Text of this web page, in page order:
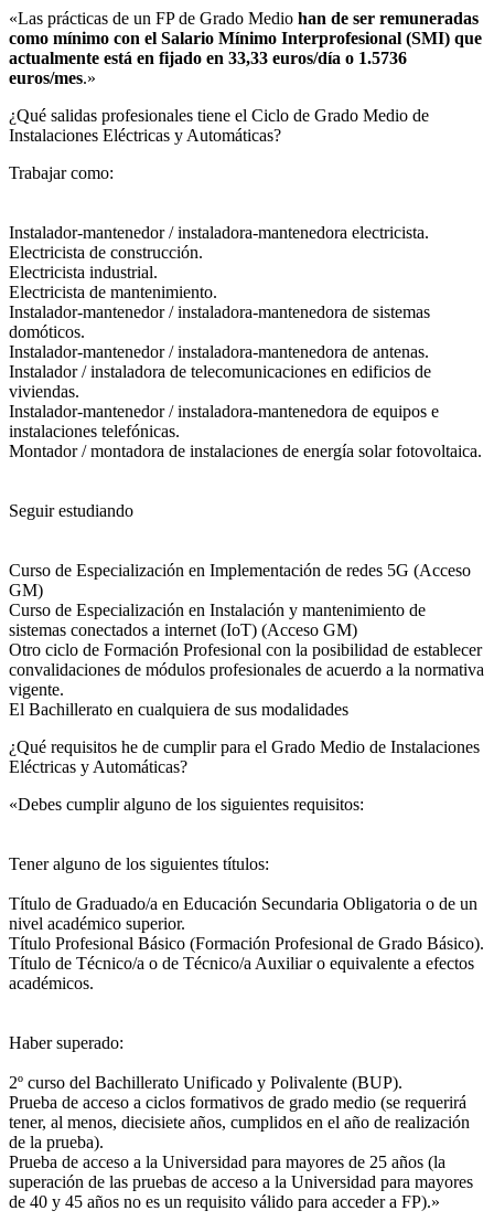
«Las prácticas de un FP de Grado Medio han de ser remuneradas
como mínimo con el Salario Mínimo Interprofesional (SMI) que
actualmente está en fijado en 33,33 euros/día o 1.5736
euros/mes.»
¿Qué salidas profesionales tiene el Ciclo de Grado Medio de
Instalaciones Eléctricas y Automáticas?​
Trabajar como:
Instalador-mantenedor / instaladora-mantenedora electricista.
Electricista de construcción.
Electricista industrial.
Electricista de mantenimiento.
Instalador-mantenedor / instaladora-mantenedora de sistemas
domóticos.
Instalador-mantenedor / instaladora-mantenedora de antenas.
Instalador / instaladora de telecomunicaciones en edificios de
viviendas.
Instalador-mantenedor / instaladora-mantenedora de equipos e
instalaciones telefónicas.
Montador / montadora de instalaciones de energía solar fotovoltaica.
Seguir estudiando
Curso de Especialización en Implementación de redes 5G (Acceso
GM)
Curso de Especialización en Instalación y mantenimiento de
sistemas conectados a internet (IoT) (Acceso GM)
Otro ciclo de Formación Profesional con la posibilidad de establecer
convalidaciones de módulos profesionales de acuerdo a la normativa
vigente.
El Bachillerato en cualquiera de sus modalidades
¿Qué requisitos he de cumplir para el Grado Medio de Instalaciones
Eléctricas y Automáticas?
«Debes cumplir alguno de los siguientes requisitos:
Tener alguno de los siguientes títulos:
Título de Graduado/a en Educación Secundaria Obligatoria o de un
nivel académico superior.
Título Profesional Básico (Formación Profesional de Grado Básico).
Título de Técnico/a o de Técnico/a Auxiliar o equivalente a efectos
académicos.
Haber superado:
2º curso del Bachillerato Unificado y Polivalente (BUP).
Prueba de acceso a ciclos formativos de grado medio (se requerirá
tener, al menos, diecisiete años, cumplidos en el año de realización
de la prueba).
Prueba de acceso a la Universidad para mayores de 25 años (la
superación de las pruebas de acceso a la Universidad para mayores
de 40 y 45 años no es un requisito válido para acceder a FP).»